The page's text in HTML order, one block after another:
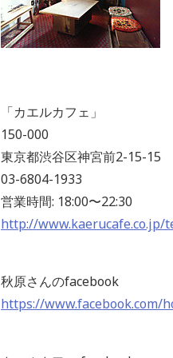
「カエルカフェ」
150-000
東京都渋谷区神宮前2-15-15
03-6804-1933
営業時間: 18:00〜22:30
http://www.kaerucafe.co.jp/
秋原さんのfacebook
https://www.facebook.com/